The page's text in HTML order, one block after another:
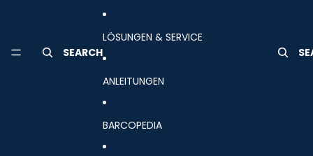
SEARCH
LÖSUNGEN & SERVICE
ANLEITUNGEN
BARCOPEDIA